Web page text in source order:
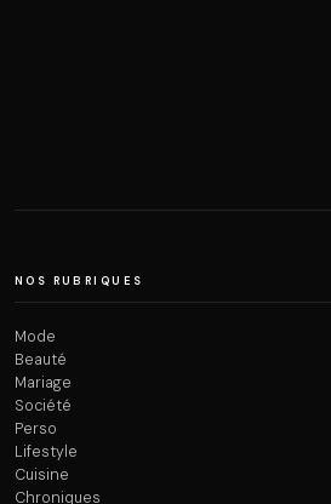
NOS RUBRIQUES
Mode
Beauté
Mariage
Société
Perso
Lifestyle
Cuisine
Chroniques